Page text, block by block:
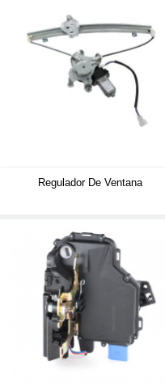
Regulador De Ventana